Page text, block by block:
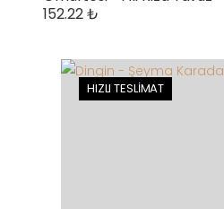
152.22 ₺
HIZLI TESLİMAT